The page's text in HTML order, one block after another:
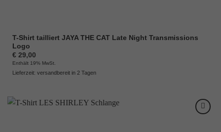
T-Shirt tailliert JAYA THE CAT Late Night Transmissions
Logo
€29,00
Enthält 19% MwSt.
Lieferzeit: versandbereit in 2 Tagen